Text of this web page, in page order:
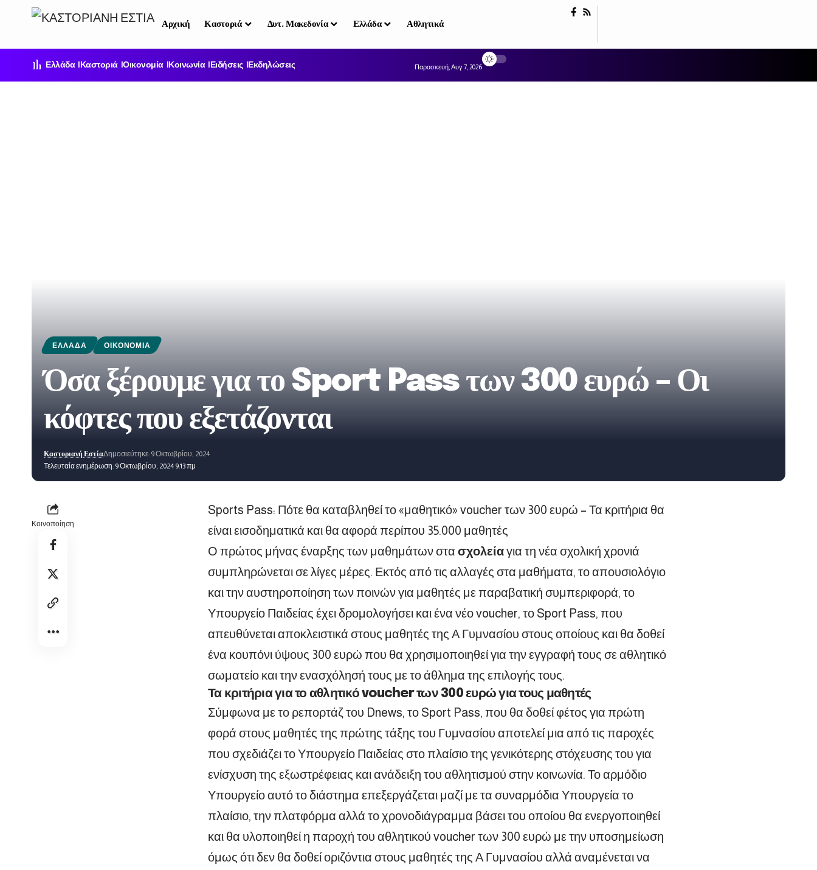
Αρχική Καστοριά Δυτ. Μακεδονία Ελλάδα Αθλητικά
Ελλάδα Καστοριά Οικονομία Κοινωνία Ειδήσεις Εκδηλώσεις Παρασκευή, Αυγ 7, 2026
ΕΛΛΆΔΑ ΟΙΚΟΝΟΜΊΑ
Όσα ξέρουμε για το Sport Pass των 300 ευρώ – Οι
κόφτες που εξετάζονται
Τελευταία ενημέρωση: 9 Οκτωβρίου, 2024 9:13 πμ
Καστοριανή ΕστίαΔημοσιεύτηκε: 9 Οκτωβρίου, 2024
Κοινοποίηση
Sports Pass: Πότε θα καταβληθεί το «μαθητικό» voucher των 300 ευρώ – Τα κριτήρια θα
είναι εισοδηματικά και θα αφορά περίπου 35.000 μαθητές
Ο πρώτος μήνας έναρξης των μαθημάτων στα σχολείαγια τη νέα σχολική χρονιά
συμπληρώνεται σε λίγες μέρες. Εκτός από τις αλλαγές στα μαθήματα, το απουσιολόγιο
και την αυστηροποίηση των ποινών για μαθητές με παραβατική συμπεριφορά, το
Υπουργείο Παιδείας έχει δρομολογήσει και ένα νέο voucher, το Sport Pass, που
απευθύνεται αποκλειστικά στους μαθητές της Α Γυμνασίου στους οποίους και θα δοθεί
ένα κουπόνι ύψους 300 ευρώ που θα χρησιμοποιηθεί για την εγγραφή τους σε αθλητικό
σωματείο και την ενασχόλησή τους με το άθλημα της επιλογής τους.
Τα κριτήρια για το αθλητικό voucher των 300 ευρώ για τους μαθητές
Σύμφωνα με το ρεπορτάζ του Dnews, το Sport Pass, που θα δοθεί φέτος για πρώτη
φορά στους μαθητές της πρώτης τάξης του Γυμνασίου αποτελεί μια από τις παροχές
που σχεδιάζει το Υπουργείο Παιδείας στο πλαίσιο της γενικότερης στόχευσης του για
ενίσχυση της εξωστρέφειας και ανάδειξη του αθλητισμού στην κοινωνία. Το αρμόδιο
Υπουργείο αυτό το διάστημα επεξεργάζεται μαζί με τα συναρμόδια Υπουργεία το
πλαίσιο, την πλατφόρμα αλλά το χρονοδιάγραμμα βάσει του οποίου θα ενεργοποιηθεί
και θα υλοποιηθεί η παροχή του αθλητικού voucher των 300 ευρώ με την υποσημείωση
όμως ότι δεν θα δοθεί οριζόντια στους μαθητές της Α Γυμνασίου αλλά αναμένεται να